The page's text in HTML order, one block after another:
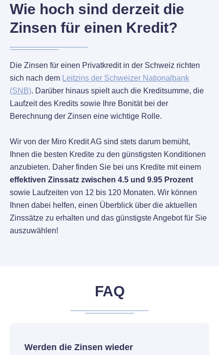
Wie hoch sind derzeit die
Zinsen für einen Kredit?
Die Zinsen für einen Privatkredit in der Schweiz richten
sich nach dem Leitzins der Schweizer Nationalbank
(SNB). Darüber hinaus spielt auch die Kreditsumme, die
Laufzeit des Kredits sowie Ihre Bonität bei der
Berechnung der Zinsen eine wichtige Rolle.
Wir von der Miro Kredit AG sind stets darum bemüht,
Ihnen die besten Kredite zu den günstigsten Konditionen
anzubieten. Daher finden Sie bei uns Kredite mit einem
effektiven Zinssatz zwischen 4.5 und 9.95 Prozent
sowie Laufzeiten von 12 bis 120 Monaten. Wir können
Ihnen dabei helfen, einen Überblick über die aktuellen
Zinssätze zu erhalten und das günstigste Angebot für Sie
auszuwählen!
FAQ
Werden die Zinsen wieder